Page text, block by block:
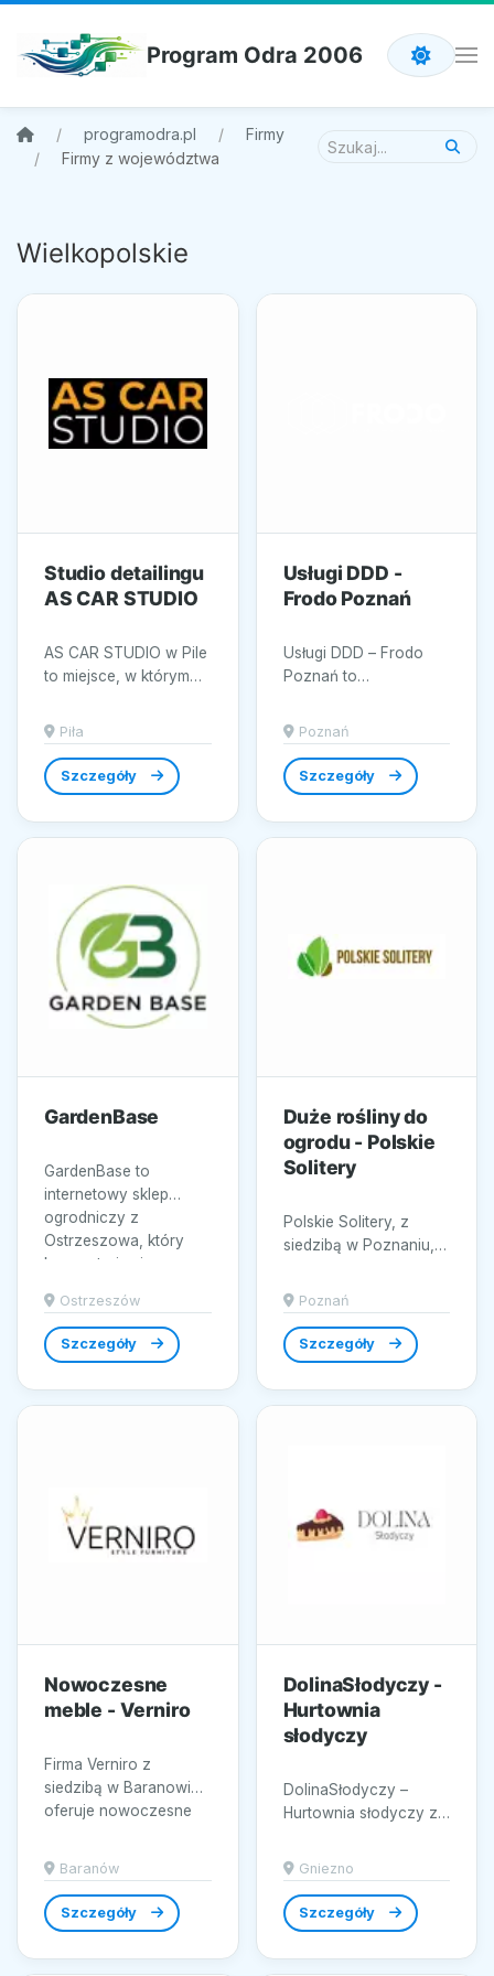
Program Odra 2006
programodra.pl
Firmy
Firmy z województwa
Wielkopolskie
Studio detailingu
AS CAR STUDIO
AS CAR STUDIO w Pile
to miejsce, w którym
pojazdów odbywają
się z myślą o precyzji
i...
Piła
Szczegóły
Usługi DDD -
Frodo Poznań
Usługi DDD – Frodo
Poznań to
w zakresie utrzymania
czystości i
bezpieczeństwa...
Poznań
Szczegóły
GardenBase
GardenBase to
internetowy sklep
ogrodniczy z
Ostrzeszowa, który
koncentruje się na
Ostrzeszów
Szczegóły
Duże rośliny do
ogrodu - Polskie
Solitery
Polskie Solitery, z
siedzibą w Poznaniu,
ogrodniczy online,
który specjalizuje się
w...
Poznań
Szczegóły
Nowoczesne
meble - Verniro
Firma Verniro z
siedzibą w Baranowie
oferuje nowoczesne
i...
Baranów
Szczegóły
DolinaSłodyczy -
Hurtownia
słodyczy
DolinaSłodyczy –
Hurtownia słodyczy z
oferuje szeroki
asortyment produktów
najwyższej...
Gniezno
Szczegóły